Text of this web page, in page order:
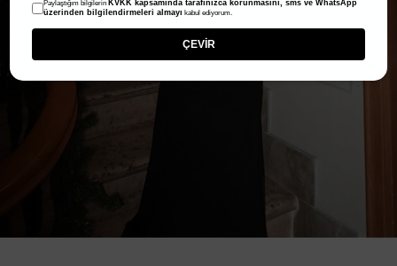
Paylaştığım bilgilerin KVKK kapsamında tarafınızca korunmasını, sms ve WhatsApp
üzerinden bilgilendirmeleri almayı kabul ediyorum.
ÇEVİR